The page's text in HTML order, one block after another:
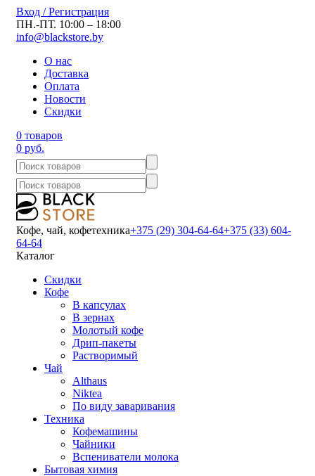
Вход / Регистрация
ПН.-ПТ. 10:00 – 18:00
info@blackstore.by
О нас
Доставка
Оплата
Новости
Скидки
0 товаров
0 руб.
Кофе, чай, кофетехника+375 (29) 304-64-64+375 (33) 604-
64-64
Каталог
Скидки
Кофе
В капсулах
В зернах
Молотый кофе
Дрип-пакеты
Растворимый
Чай
Althaus
Niktea
По виду заваривания
Техника
Кофемашины
Чайники
Вспениватели молока
Бытовая химия